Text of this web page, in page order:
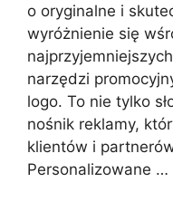
o oryginalne i
wyróżnienie się
narzędzi
logo. To nie tylko
nośnik reklamy,
klientów i
Personalizowane …